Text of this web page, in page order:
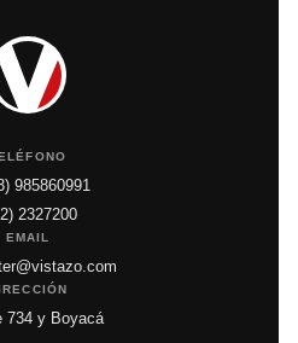
985860991
2327200
EMAIL
734 y Boyacá